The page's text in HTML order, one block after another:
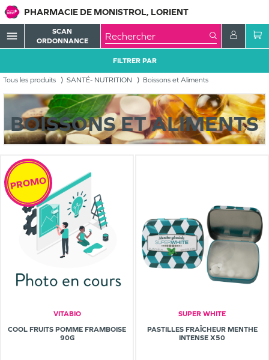
PHARMACIE DE MONISTROL, LORIENT
menu
SCAN
ORDONNANCE
Tous les produits SANTÉ- NUTRITION Boissons et Aliments
FILTRER PAR
BOISSONS ET ALIMENTS
VITABIO
COOL FRUITS POMME FRAMBOISE
90G
PROMO
SUPER WHITE
PASTILLES FRAÎCHEUR MENTHE
INTENSE X50